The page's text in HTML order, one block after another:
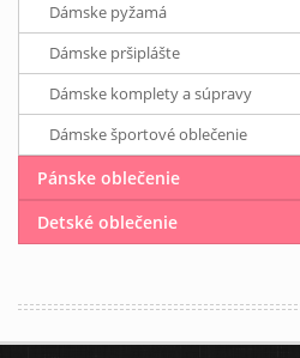
Dámske pyžamá
Dámske pršiplášte
Dámske komplety a súpravy
Dámske športové oblečenie
Pánske oblečenie
Detské oblečenie